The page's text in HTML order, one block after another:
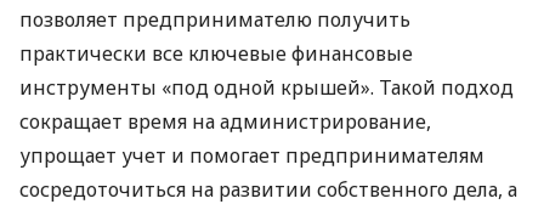
позволяет предпринимателю получить
практически все ключевые финансовые
инструменты «под одной крышей». Такой подход
сокращает время на администрирование,
упрощает учет и помогает предпринимателям
сосредоточиться на развитии собственного дела, а